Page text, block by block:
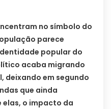
no símbolo do
parece
popular do
acaba migrando
deixando em segundo
que ainda
elas, o impacto da